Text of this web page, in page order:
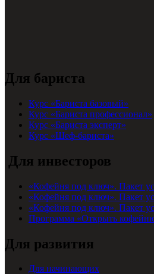
Для бариста
Курс «Бариста базовый»
Курс «Бариста профессионал»
Курс «Бариста эксперт»
Курс «Шеф-бариста»
Для инвесторов
«Кофейня под ключ». Пакет
«Кофейня под ключ». Пакет
«Кофейня под ключ». Пакет
Программа «Открыть
Для развития
Для начинающих